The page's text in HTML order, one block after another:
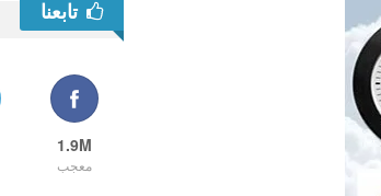
تابعنا
1.9M
معجب